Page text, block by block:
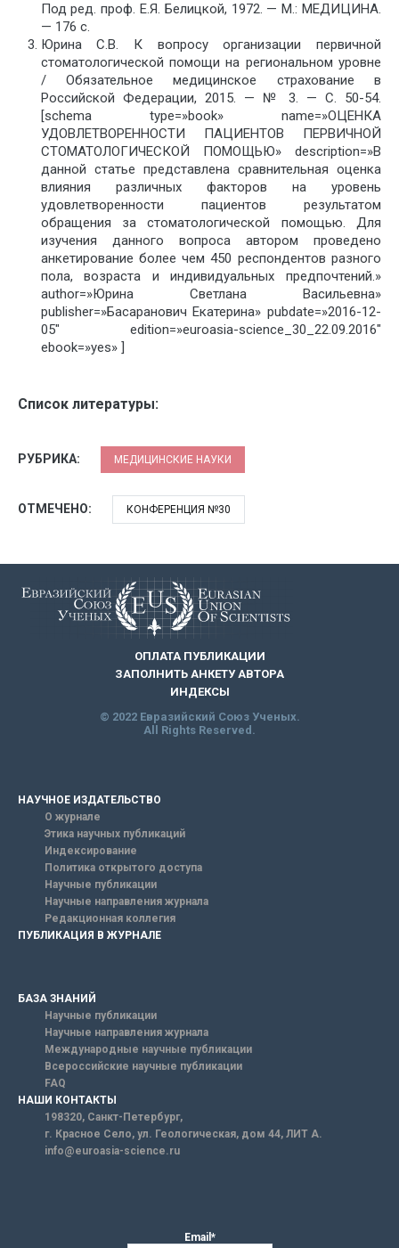
Под ред. проф. Е.Я. Белицкой, 1972. — М.: МЕДИЦИНА.
— 176 с.
Юрина С.В. К вопросу организации первичной
стоматологической помощи на региональном уровне
/ Обязательное медицинское страхование в
Российской Федерации, 2015. — № 3. — С. 50-54.
[schema type=»book» name=»ОЦЕНКА
УДОВЛЕТВОРЕННОСТИ ПАЦИЕНТОВ ПЕРВИЧНОЙ
СТОМАТОЛОГИЧЕСКОЙ ПОМОЩЬЮ» description=»В
данной статье представлена сравнительная оценка
влияния различных факторов на уровень
удовлетворенности пациентов результатом
обращения за стоматологической помощью. Для
изучения данного вопроса автором проведено
анкетирование более чем 450 респондентов разного
пола, возраста и индивидуальных предпочтений.»
author=»Юрина Светлана Васильевна»
publisher=»Басаранович Екатерина» pubdate=»2016-12-
05″ edition=»euroasia-science_30_22.09.2016″
ebook=»yes» ]
Список литературы:
РУБРИКА: МЕДИЦИНСКИЕ НАУКИ
ОТМЕЧЕНО: КОНФЕРЕНЦИЯ №30
ОПЛАТА ПУБЛИКАЦИИ
ЗАПОЛНИТЬ АНКЕТУ АВТОРА
ИНДЕКСЫ
© 2022 Евразийский Союз Ученых.
All Rights Reserved.
НАУЧНОЕ ИЗДАТЕЛЬСТВО
О журнале
Этика научных публикаций
Индексирование
Политика открытого доступа
Научные публикации
Научные направления журнала
Редакционная коллегия
ПУБЛИКАЦИЯ В ЖУРНАЛЕ
БАЗА ЗНАНИЙ
Научные публикации
Научные направления журнала
Международные научные публикации
Всероссийские научные публикации
FAQ
НАШИ КОНТАКТЫ
198320, Санкт-Петербург,
г. Красное Село, ул. Геологическая, дом 44, ЛИТ А.
info@euroasia-science.ru
Email*